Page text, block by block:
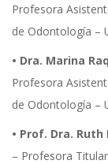
Profesora
de Odontología –
• Dra. Marina
Profesora
de Odontología –
• Prof. Dra.
– Profesora